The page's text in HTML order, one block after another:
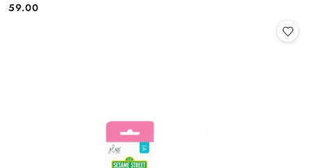
Cena:
59.00